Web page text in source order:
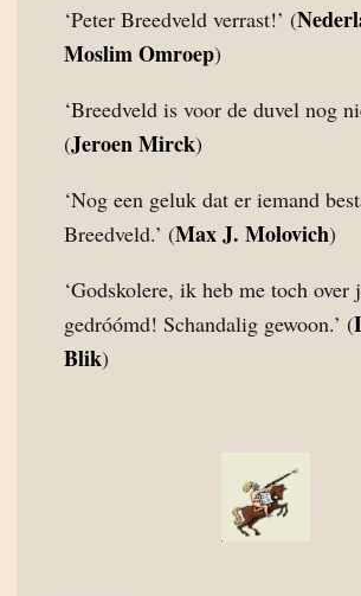
‘Peter Breedveld verrast!’ (
Moslim Omroep)
‘Breedveld is voor de duvel nog
(Jeroen Mirck)
‘Nog een geluk dat er iemand
Breedveld.’ (Max J. Molovich)
‘Godskolere, ik heb me toch over
gedróómd! Schandalig gewoon.’ (
Blik)